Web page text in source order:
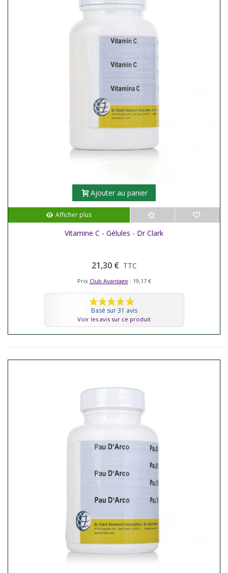
Ajouter au panier
Afficher plus
Vitamine C - Gélules - Dr Clark
21,30 € TTC
Prix Club Avantage : 19,17 €
Basé sur 31 avis
Voir les avis sur ce produit